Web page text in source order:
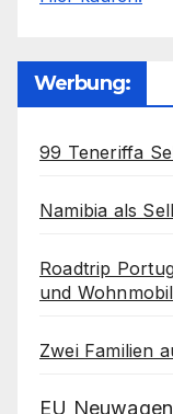
Werbung:
99 Teneriffa
Namibia als
Roadtrip
und Wohnmobil
Zwei Familien
EU